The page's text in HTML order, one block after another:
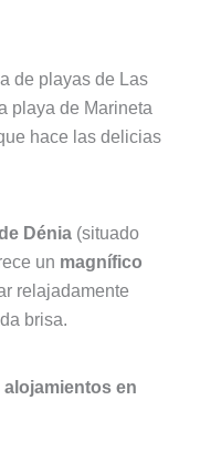
de playas de Las
playa de Marineta
hace las delicias
Dénia(situado
un magnífico
relajadamente
brisa.
en